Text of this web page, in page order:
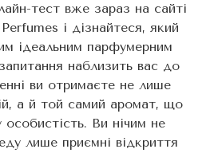
тест вже зараз на сайті
і дізнайтеся, який
ідеальним парфумерним
наблизить вас до
ви отримаєте не лише
а й той самий аромат, що
особистість. Ви нічим не
лише приємні відкриття